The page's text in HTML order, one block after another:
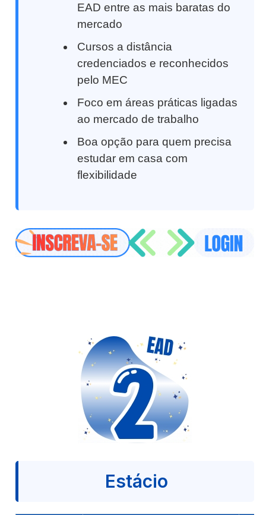
EAD entre as mais baratas do
mercado
Cursos a distância
credenciados e reconhecidos
pelo MEC
Foco em áreas práticas ligadas
ao mercado de trabalho
Boa opção para quem precisa
estudar em casa com
flexibilidade
Estácio